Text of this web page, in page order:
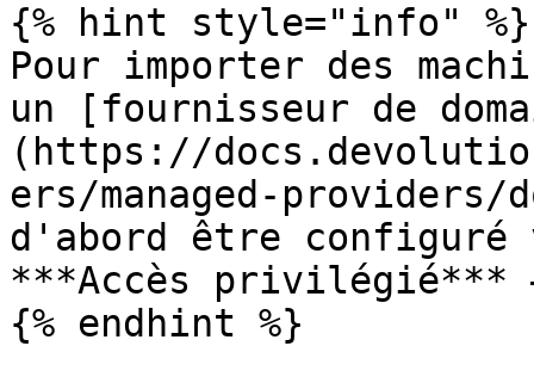
{% hint style="info" %}
Pour importer des
un [fournisseur de
(https://
ers/managed-
d'abord être
***Accès privilégié***
{% endhint %}